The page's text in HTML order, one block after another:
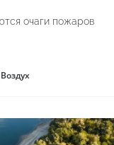
очаги пожаров
Воздух